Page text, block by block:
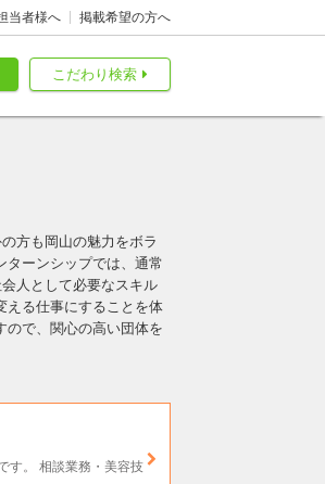
当者様へ 掲載希望の方へ
こだわり検索
方も岡山の魅力をボラ
ターンシップでは、通常
人として必要なスキル
える仕事にすることを体
ので、関心の高い団体を
す。 相談業務・美容技